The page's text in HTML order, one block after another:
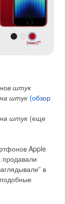
штук
штук (обзор
штук (еще
Apple
продавали
в